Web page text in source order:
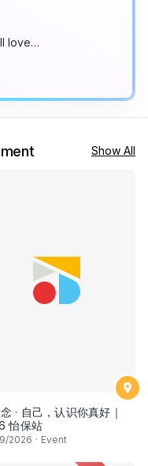
love…
Show All
· 自己，认识你真好｜
怡保站
2026 · Event